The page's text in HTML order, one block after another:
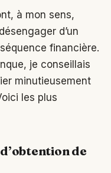
à mon sens,
d’un
financière.
je conseillais
minutieusement
les plus
de